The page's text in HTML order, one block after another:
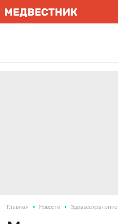
Главная • Новости • Здравоохранение